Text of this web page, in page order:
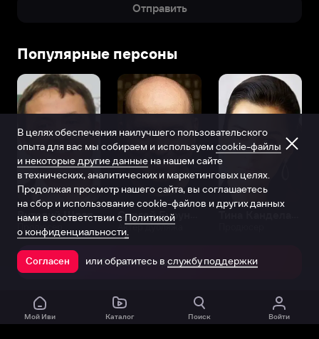
Отправить
Популярные персоны
Виталий Шляппо
Продюсер Актёр дубляжа
Открыть в приложении
Мой Иви Каталог Поиск Войти
В целях обеспечения наилучшего пользовательского
опыта для вас мы собираем и используем cookie-файлы
и некоторые другие данные на нашем сайте
в технических, аналитических и маркетинговых целях.
Продолжая просмотр нашего сайта, вы соглашаетесь
на сбор и использование cookie-файлов и других данных
нами в соответствии с Политикой
о конфиденциальности.
Согласен или обратитесь в службу поддержки